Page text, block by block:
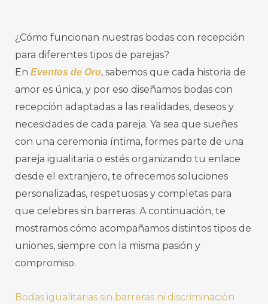
¿Cómo funcionan nuestras bodas con recepción
para diferentes tipos de parejas?
En Eventos de Oro, sabemos que cada historia de
amor es única, y por eso diseñamos bodas con
recepción adaptadas a las realidades, deseos y
necesidades de cada pareja. Ya sea que sueñes
con una ceremonia íntima, formes parte de una
pareja igualitaria o estés organizando tu enlace
desde el extranjero, te ofrecemos soluciones
personalizadas, respetuosas y completas para
que celebres sin barreras. A continuación, te
mostramos cómo acompañamos distintos tipos de
uniones, siempre con la misma pasión y
compromiso.
Bodas igualitarias sin barreras ni discriminación